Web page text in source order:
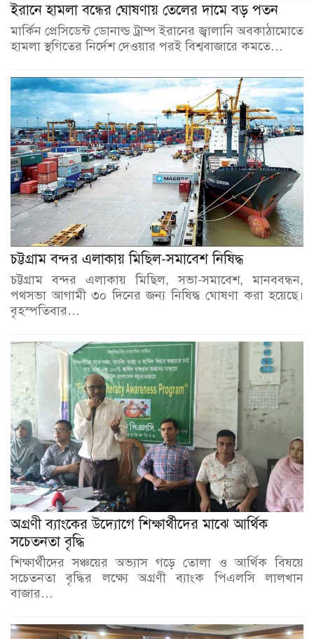
ইরানে হামলা বন্ধের ঘোষণায় তেলের দামে বড় পতন
মার্কিন প্রেসিডেন্ট ডোনাল্ড ট্রাম্প ইরানের জ্বালানি অবকাঠামোতে
হামলা স্থগিতের নির্দেশ দেওয়ার পরই বিশ্ববাজারে কমতে…
চট্টগ্রাম বন্দর এলাকায় মিছিল-সমাবেশ নিষিদ্ধ
চট্টগ্রাম বন্দর এলাকায় মিছিল, সভা-সমাবেশ, মানববন্ধন,
পথসভা আগামী ৩০ দিনের জন্য নিষিদ্ধ ঘোষণা করা হয়েছে।
বৃহস্পতিবার…
অগ্রণী ব্যাংকের উদ্যোগে শিক্ষার্থীদের মাঝে আর্থিক
সচেতনতা বৃদ্ধি
শিক্ষার্থীদের সঞ্চয়ের অভ্যাস গড়ে তোলা ও আর্থিক বিষয়ে
সচেতনতা বৃদ্ধির লক্ষ্যে অগ্রণী ব্যাংক পিএলসি লালখান
বাজার…